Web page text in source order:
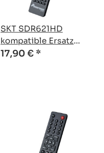
SKT SDR621HD
kompatible Ersatz
Fernbedienung
17,90 € *